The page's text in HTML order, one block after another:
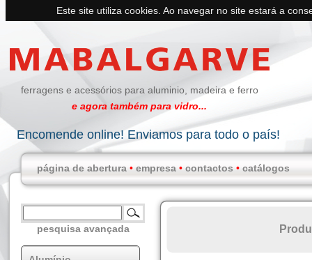
Este site utiliza cookies. Ao navegar no site estará a
ferragens e acessórios para aluminio, madeira e ferro
e agora também para vidro...
Encomende online! Enviamos para todo o país!
página de abertura • empresa • contactos • catálogos
pesquisa avançada